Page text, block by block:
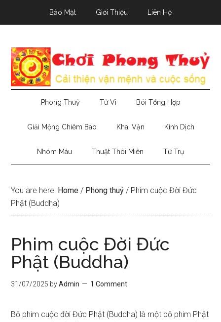
Bảo Mật Giới Thiệu Liên Hệ
Phong Thuỷ Tử Vi Bói Tổng Hợp
Giải Mộng Chiêm Bao Khai Vận Kinh Dịch
Nhóm Máu Thuật Thôi Miên Tứ Trụ
You are here: Home / Phong thuỷ / Phim cuộc Đời Đức
Phật (Buddha)
Phim cuộc Đời Đức
Phật (Buddha)
31/07/2025 byAdmin 1 Comment
Bộ phim cuộc đời Đức Phật (Buddha) là một bộ phim Phật